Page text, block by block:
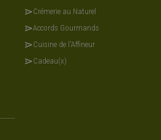
Crémerie au Naturel
Accords Gourmands
Cuisine de l'Affineur
Cadeau(x)